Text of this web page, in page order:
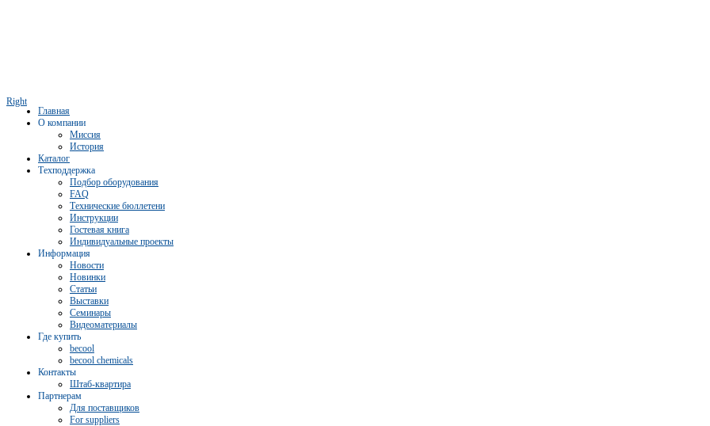
Right
Главная
О компании
Миссия
История
Каталог
Техподдержка
Подбор оборудования
FAQ
Технические бюллетени
Инструкции
Гостевая книга
Индивидуальные проекты
Информация
Новости
Новинки
Статьи
Выставки
Семинары
Видеоматериалы
Где купить
becool
becool chemicals
Контакты
Штаб-квартира
Партнерам
Для поставщиков
For suppliers